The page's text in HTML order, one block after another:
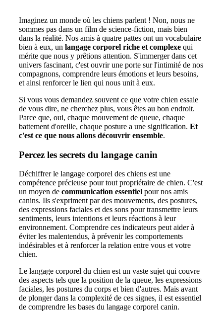
Imaginez un monde où les chiens parlent ! Non, nous ne
sommes pas dans un film de science-fiction, mais bien
dans la réalité. Nos amis à quatre pattes ont un vocabulaire
bien à eux, un langage corporel riche et complexe qui
mérite que nous y prêtions attention. S'immerger dans cet
univers fascinant, c'est ouvrir une porte sur l'intimité de nos
compagnons, comprendre leurs émotions et leurs besoins,
et ainsi renforcer le lien qui nous unit à eux.
Si vous vous demandez souvent ce que votre chien essaie
de vous dire, ne cherchez plus, vous êtes au bon endroit.
Parce que, oui, chaque mouvement de queue, chaque
battement d'oreille, chaque posture a une signification. Et
c'est ce que nous allons découvrir ensemble.
Percez les secrets du langage canin
Déchiffrer le langage corporel des chiens est une
compétence précieuse pour tout propriétaire de chien. C'est
un moyen de communication essentiel pour nos amis
canins. Ils s'expriment par des mouvements, des postures,
des expressions faciales et des sons pour transmettre leurs
sentiments, leurs intentions et leurs réactions à leur
environnement. Comprendre ces indicateurs peut aider à
éviter les malentendus, à prévenir les comportements
indésirables et à renforcer la relation entre vous et votre
chien.
Le langage corporel du chien est un vaste sujet qui couvre
des aspects tels que la position de la queue, les expressions
faciales, les postures du corps et bien d'autres. Mais avant
de plonger dans la complexité de ces signes, il est essentiel
de comprendre les bases du langage corporel canin.